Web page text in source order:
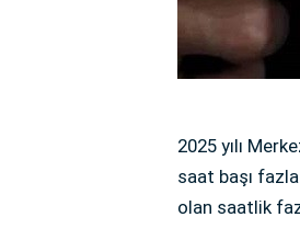
2025 yılı
saat başı
olan saatlik